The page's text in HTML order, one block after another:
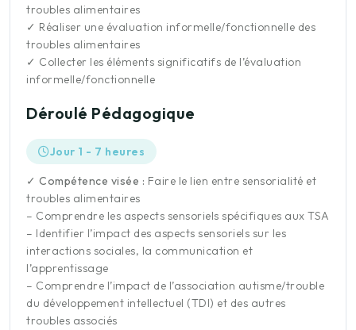
troubles alimentaires
✓ Réaliser une évaluation informelle/fonctionnelle des
troubles alimentaires
✓ Collecter les éléments significatifs de l’évaluation
informelle/fonctionnelle
Déroulé Pédagogique
Jour 1 - 7 heures
✓ Compétence visée : Faire le lien entre sensorialité et
troubles alimentaires
– Comprendre les aspects sensoriels spécifiques aux TSA
– Identifier l’impact des aspects sensoriels sur les
interactions sociales, la communication et
l’apprentissage
– Comprendre l’impact de l’association autisme/trouble
du développement intellectuel (TDI) et des autres
troubles associés